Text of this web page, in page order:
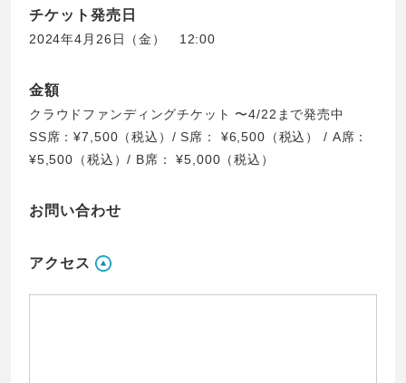
チケット発売日
2024年4月26日（金） 12:00
金額
クラウドファンディングチケット 〜4/22まで発売中
SS席：¥7,500（税込）/ S席： ¥6,500（税込） / A席：
¥5,500（税込）/ B席： ¥5,000（税込）
お問い合わせ
アクセス